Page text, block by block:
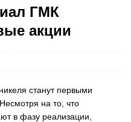
ГМК
акции
станут первыми
на то, что
в фазу реализации,